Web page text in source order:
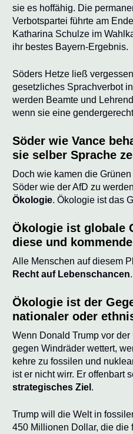
sie es hoffähig. Die
Verbotspartei führte am
Katharina Schulze im
ihr bestes Bayern-Ergebnis.
Söders Hetze ließ
gesetzliches Sprachverbot
werden Beamte und
wenn sie eine
Söder wie Vance
sie selber Sprache
Doch wie kamen die
Söder wie der AfD zu
Ökologie. Ökologie ist das
Ökologie ist globale
diese und
Alle Menschen auf diesem
Recht auf Lebenschancen.
Ökologie ist der
nationaler oder
Wenn Donald Trump vor
gegen Windräder wettert,
kehre zu fossilen und
ist er nicht wirr. Er offenbart
strategisches Ziel .
Trump will die Welt in
450 Millionen Dollar, die die